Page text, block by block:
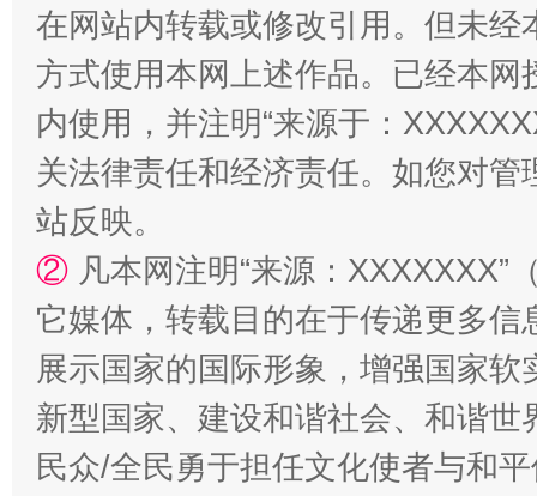
站台名比不上好声名
在网站内转载或修改引用。但未
方式使用本网上述作品。已经本
内使用，并注明“来源于：
关法律责任和经济责任。如您对
站反映。
② 凡本网注明“来源：
它媒体，转载目的在于传递更多
展示国家的国际形象，增强国家
新型国家、建设和谐社会、和谐
民众/全民勇于担任文化使者与和